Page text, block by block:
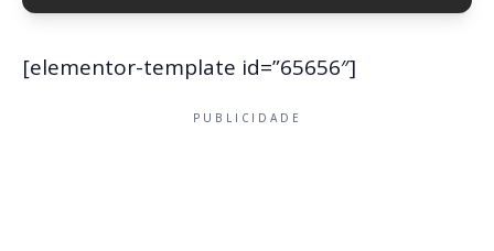
[elementor-template id=”65656″]
PUBLICIDADE